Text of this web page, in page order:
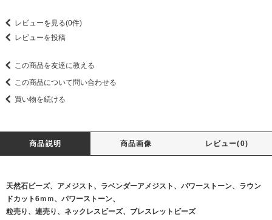
レビューを見る(0件)
レビューを投稿
この商品を友達に教える
この商品について問い合わせる
買い物を続ける
商品説明 商品画像 レビュー(0)
天然石ビーズ、アメジスト、ラベンダーアメジスト、パワーストーン、ラウン
ドカット6ｍｍ、パワーストーン、
粒売り、連売り、ネックレスビーズ、ブレスレットビーズ